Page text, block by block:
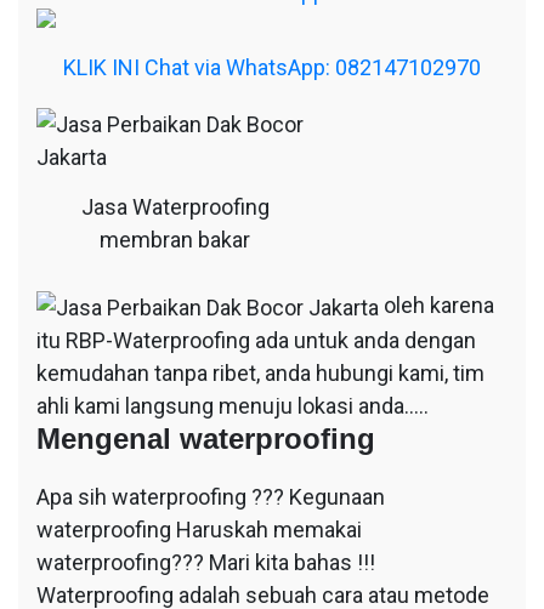
KLIK INI Chat via WhatsApp: 082147102970
Jasa Waterproofing
membran bakar
oleh karena
itu RBP-Waterproofing ada untuk anda dengan
kemudahan tanpa ribet, anda hubungi kami, tim
ahli kami langsung menuju lokasi anda…..
Mengenal waterproofing
Apa sih waterproofing ??? Kegunaan
waterproofing Haruskah memakai
waterproofing??? Mari kita bahas !!!
Waterproofing adalah sebuah cara atau metode